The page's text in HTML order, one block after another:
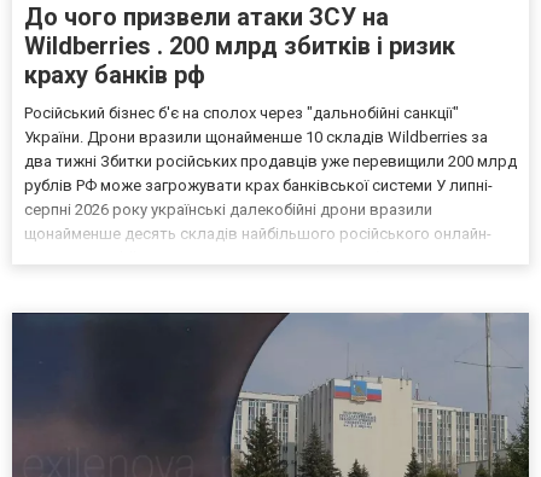
До чого призвели атаки ЗСУ на
Wildberries . 200 млрд збитків і ризик
краху банків рф
Російський бізнес б'є на сполох через "дальнобійні санкції"
України. Дрони вразили щонайменше 10 складів Wildberries за
два тижні Збитки російських продавців уже перевищили 200 млрд
рублів РФ може загрожувати крах банківської системи У липні-
серпні 2026 року українські далекобійні дрони вразили
щонайменше десять складів найбільшого російського онлайн-